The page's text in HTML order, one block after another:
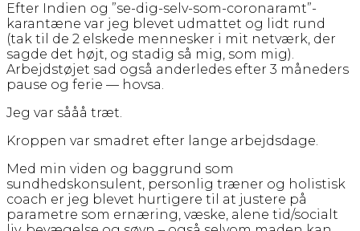
Efter Indien og ”se-dig-selv-som-coronaramt”-
karantæne var jeg blevet udmattet og lidt rund
(tak til de 2 elskede mennesker i mit netværk, der
sagde det højt, og stadig så mig, som mig).
Arbejdstøjet sad også anderledes efter 3 måneders
pause og ferie — hovsa.
Jeg var sååå træt.
Kroppen var smadret efter lange arbejdsdage.
Med min viden og baggrund som
sundhedskonsulent, personlig træner og holistisk
coach er jeg blevet hurtigere til at justere på
parametre som ernæring, væske, alene tid/socialt